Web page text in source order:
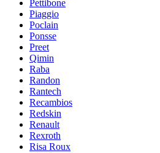
Pettibone
Piaggio
Poclain
Ponsse
Preet
Qimin
Raba
Randon
Rantech
Recambios
Redskin
Renault
Rexroth
Risa Roux